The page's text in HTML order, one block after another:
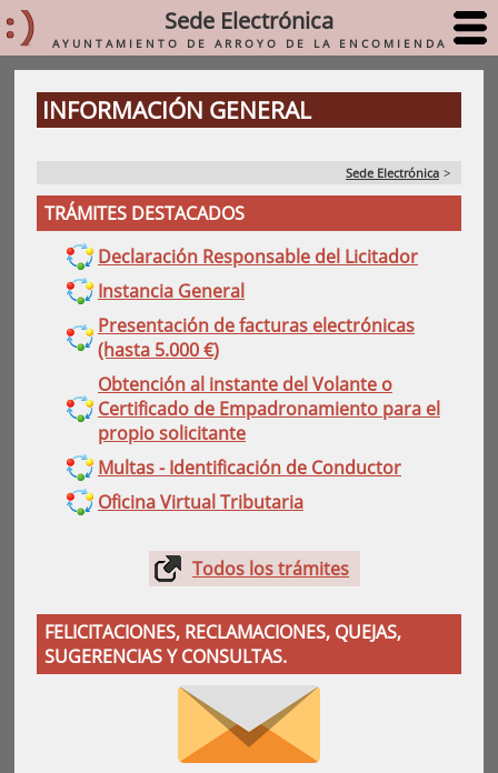
Sede Electrónica
AYUNTAMIENTO DE ARROYO DE LA ENCOMIENDA
INFORMACIÓN GENERAL
Sede Electrónica >
TRÁMITES DESTACADOS
Declaración Responsable del Licitador
Instancia General
Presentación de facturas electrónicas
(hasta 5.000 €)
Obtención al instante del Volante o
Certificado de Empadronamiento para el
propio solicitante
Multas - Identificación de Conductor
Oficina Virtual Tributaria
Todos los trámites
FELICITACIONES, RECLAMACIONES, QUEJAS,
SUGERENCIAS Y CONSULTAS.